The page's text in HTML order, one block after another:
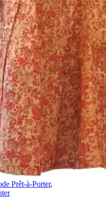
Prêt-à-Porter,